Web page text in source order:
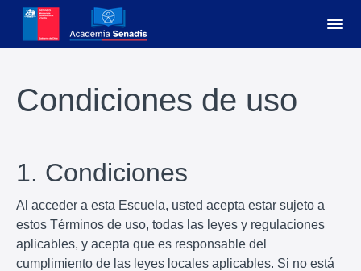
Condiciones de uso
1. Condiciones
Al acceder a esta Escuela, usted acepta estar sujeto a
estos Términos de uso, todas las leyes y regulaciones
aplicables, y acepta que es responsable del
cumplimiento de las leyes locales aplicables. Si no está